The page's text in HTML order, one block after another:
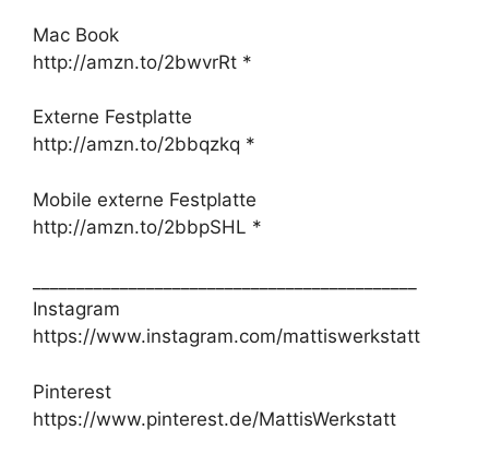
Mac Book
http://amzn.to/2bwvrRt *
Externe Festplatte
http://amzn.to/2bbqzkq *
Mobile externe Festplatte
http://amzn.to/2bbpSHL *
Instagram
https://www.instagram.com/mattiswerkstatt
Pinterest
https://www.pinterest.de/MattisWerkstatt